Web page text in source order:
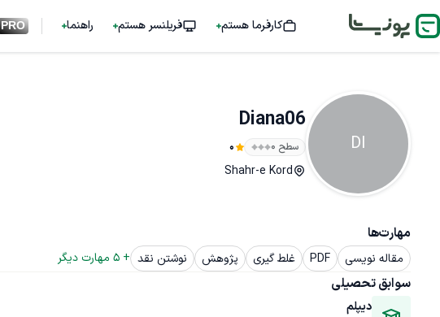
کارفرما هستم فریلنسر هستم راهنما PRO
DI
Diana06
سطح ۰ 0
Shahr-e Kord
مهارت‌ها
مقاله نویسی PDF غلط گیری پژوهش نوشتن نقد +
5 مهارت دیگر
سوابق تحصیلی
دیپلم